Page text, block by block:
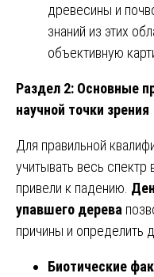
древесины и
знаний из этих
объективную
Раздел 2: Основные
научной точки зрения
Для правильной
учитывать весь
привели к падению.
упавшего дерева
причины и определить
Биотические